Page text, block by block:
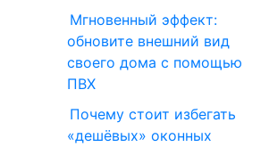
Мгновенный эффект:
обновите внешний вид
своего дома с помощью
ПВХ
Почему стоит избегать
«дешёвых» оконных